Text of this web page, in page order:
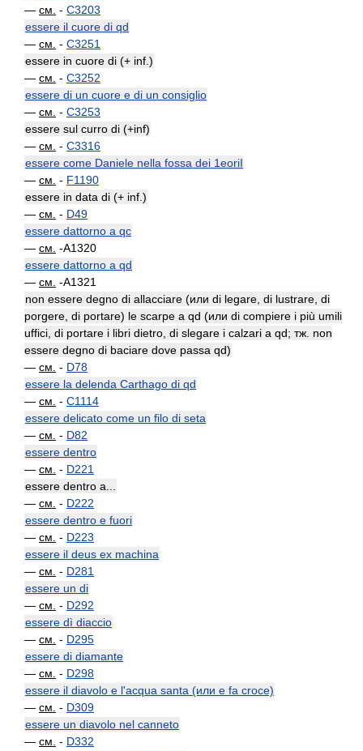
— см. - C3203
essere il cuore di qd
— см. - C3251
essere in cuore di (+ inf.)
— см. - C3252
essere di un cuore e di un consiglio
— см. - C3253
essere sul curro di (+inf)
— см. - C3316
essere come Daniele nella fossa dei 1eoriI
— см. - F1190
essere in data di (+ inf.)
— см. - D49
essere dattorno a qc
— см. -A1320
essere dattorno a qd
— см. -A1321
non essere degno di allacciare (или di legare, di lustrare, di
porgere, di portare) le scarpe a qd (или di compiere i più umili
uffici, di portare i libri dietro, di slegare i calzari a qd; тж. non
essere degno di baciare dove passa qd)
— см. - D78
essere la delenda Carthago di qd
— см. - C1114
essere delicato come un filo di seta
— см. - D82
essere dentro
— см. - D221
essere dentro a...
— см. - D222
essere dentro e fuori
— см. - D223
essere il deus ex machina
— см. - D281
essere un di
— см. - D292
essere dì diaccio
— см. - D295
essere di diamante
— см. - D298
essere il diavolo e l'acqua santa (или e fa croce)
— см. - D309
essere un diavolo nel canneto
— см. - D332